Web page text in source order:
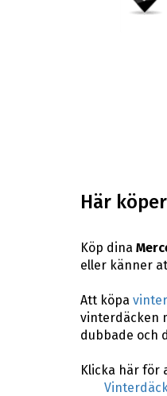
Här
Köp dina
eller känner
Att köpa
vinterdäcken
dubbade och
Klicka här för